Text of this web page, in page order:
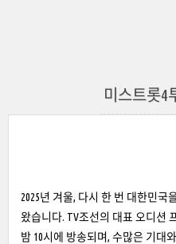
미스트롯4
2025년 겨울, 다시 한 번 대한민
왔습니다. TV조선의 대표 오디션
밤 10시에 방송되며, 수많은 기대